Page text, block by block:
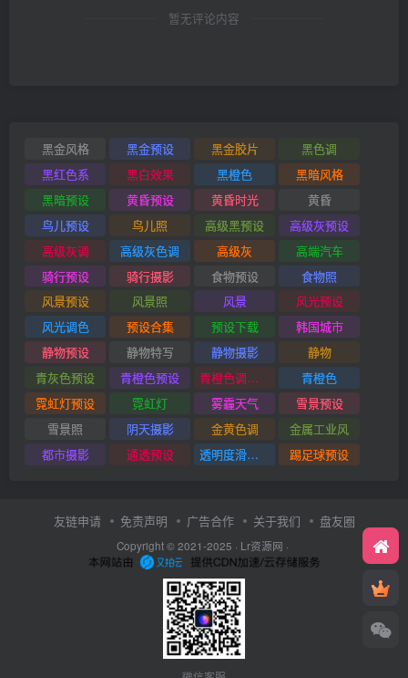
暂无评论内容
黑金风格 黑金预设 黑金胶片
黑色调
黑红色系
黑白效果 黑橙色
黑暗风格
黑暗预设
黄昏预设 黄昏时光
黄昏
鸟儿预设
鸟儿照 高级黑预设
高级灰预设
高级灰调
高级灰色调 高级灰
高端汽车
骑行预设
骑行摄影 食物预设
食物照
风景预设
风景照 风景
风光预设
风光调色
预设合集 预设下载
韩国城市
静物预设
静物特写 静物摄影
静物
青灰色预设
青橙色预设 青橙色调预设
青橙色
霓虹灯预设
霓虹灯 雾霾天气
雪景预设
雪景照
阴天摄影 金黄色调
金属工业风
都市摄影
通透预设 透明度滑块插件 踢足球预设
友链申请 免责声明 广告合作 关于我们 盘友圈
Copyright © 2021-2025 · Lr资源网 ·